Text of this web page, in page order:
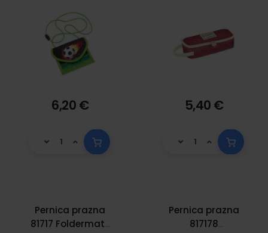
6,20 € 5,40 €
Pernica prazna
81717 Foldermate
Pernica prazna
817178